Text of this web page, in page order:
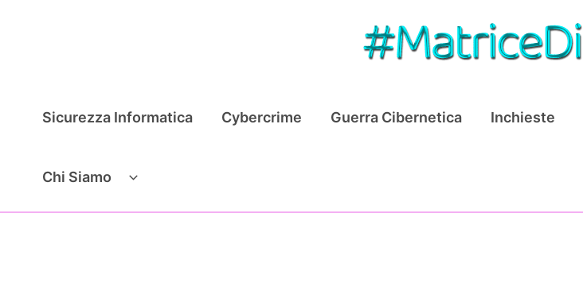
Sicurezza Informatica Cybercrime Guerra Cibernetica Inchieste
Chi Siamo